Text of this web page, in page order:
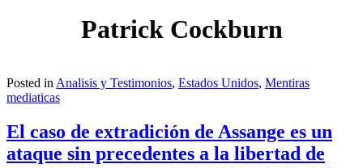
Patrick Cockburn
Posted in Analisis y Testimonios, Estados Unidos, Mentiras
mediaticas
El caso de extradición de Assange es un
ataque sin precedentes a la libertad de